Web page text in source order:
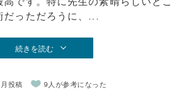
っただろうに、...
続きを読む
投稿 9人が参考になった